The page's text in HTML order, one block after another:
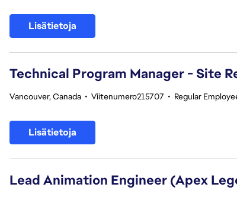
Lisätietoja
Technical Program Manager - Site
Vancouver, Canada • Viitenumero215707 • Regular
Lisätietoja
Lead Animation Engineer (Apex